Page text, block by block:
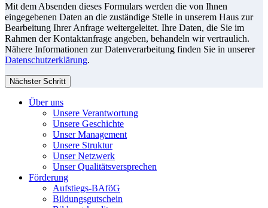
Mit dem Absenden dieses Formulars werden die von Ihnen
eingegebenen Daten an die zuständige Stelle in unserem Haus zur
Bearbeitung Ihrer Anfrage weitergeleitet. Ihre Daten, die Sie im
Rahmen der Kontaktanfrage angeben, behandeln wir vertraulich.
Nähere Informationen zur Datenverarbeitung finden Sie in unserer
Datenschutzerklärung.
Nächster Schritt
Über uns
Unsere Verantwortung
Unsere Geschichte
Unser Management
Unsere Struktur
Unser Netzwerk
Unser Qualitätsversprechen
Förderung
Aufstiegs-BAföG
Bildungsgutschein